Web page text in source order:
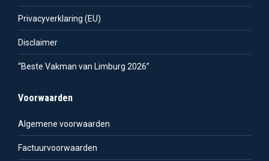
Privacyverklaring (EU)
Disclaimer
“Beste Vakman van Limburg 2026”
Voorwaarden
Algemene voorwaarden
Factuurvoorwaarden